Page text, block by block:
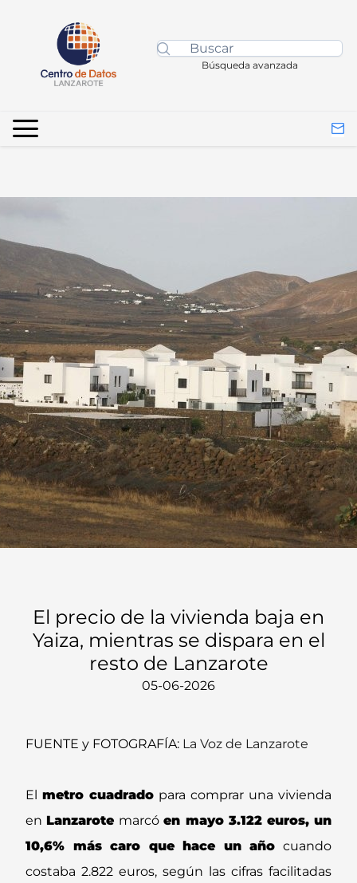
Búsqueda avanzada
El precio de la vivienda baja en
Yaiza, mientras se dispara en el
resto de Lanzarote
05-06-2026
FUENTE y FOTOGRAFÍA: La Voz de Lanzarote
El metro cuadrado para comprar una vivienda
en Lanzarote marcóen mayo 3.122 euros, un
10,6% más caro que hace un año cuando
costaba 2.822 euros, según las cifras facilitadas